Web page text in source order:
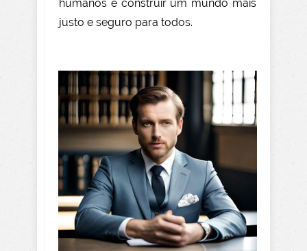
humanos e construir um mundo mais
justo e seguro para todos.